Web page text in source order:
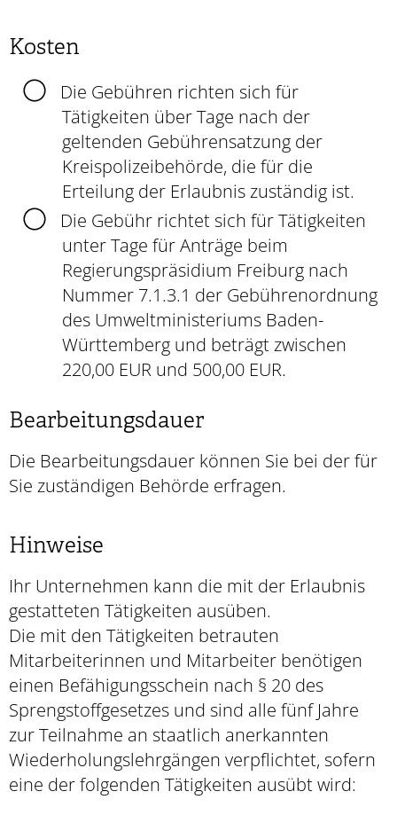
Kosten
Die Gebühren richten sich für
Tätigkeiten über Tage nach der
geltenden Gebührensatzung der
Kreispolizeibehörde, die für die
Erteilung der Erlaubnis zuständig ist.
Die Gebühr richtet sich für Tätigkeiten
unter Tage für Anträge beim
Regierungspräsidium Freiburg nach
Nummer 7.1.3.1 der Gebührenordnung
des Umweltministeriums Baden-
Württemberg und beträgt zwischen
220,00 EUR und 500,00 EUR.
Bearbeitungsdauer
Die Bearbeitungsdauer können Sie bei der für
Sie zuständigen Behörde erfragen.
Hinweise
Ihr Unternehmen kann die mit der Erlaubnis
gestatteten Tätigkeiten ausüben.
Die mit den Tätigkeiten betrauten
Mitarbeiterinnen und Mitarbeiter benötigen
einen Befähigungsschein nach § 20 des
Sprengstoffgesetzes und sind alle fünf Jahre
zur Teilnahme an staatlich anerkannten
Wiederholungslehrgängen verpflichtet, sofern
eine der folgenden Tätigkeiten ausübt wird: